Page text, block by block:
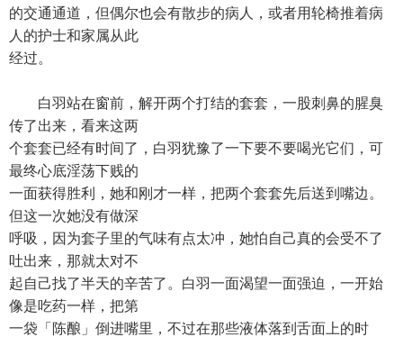
的交通通道，但偶尔也会有散步的病人，或者用轮椅推着病
人的护士和家属从此
经过。
白羽站在窗前，解开两个打结的套套，一股刺鼻的腥臭
传了出来，看来这两
个套套已经有时间了，白羽犹豫了一下要不要喝光它们，可
最终心底淫荡下贱的
一面获得胜利，她和刚才一样，把两个套套先后送到嘴边。
但这一次她没有做深
呼吸，因为套子里的气味有点太冲，她怕自己真的会受不了
吐出来，那就太对不
起自己找了半天的辛苦了。白羽一面渴望一面强迫，一开始
像是吃药一样，把第
一袋「陈酿」倒进嘴里，不过在那些液体落到舌面上的时